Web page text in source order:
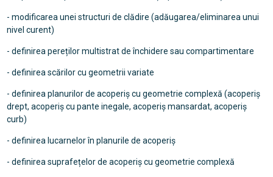
- modificarea unei structuri de clădire (adăugarea/eliminarea unui
nivel curent)
- definirea pereților multistrat de închidere sau compartimentare
- definirea scărilor cu geometrii variate
- definirea planurilor de acoperiș cu geometrie complexă (acoperiș
drept, acoperiș cu pante inegale, acoperiș mansardat, acoperiș
curb)
- definirea lucarnelor în planurile de acoperiș
- definirea suprafețelor de acoperiș cu geometrie complexă